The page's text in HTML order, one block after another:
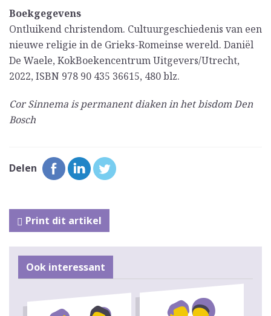
Boekgegevens
Ontluikend christendom. Cultuurgeschiedenis van een
nieuwe religie in de Grieks-Romeinse wereld. Daniël
De Waele, KokBoekencentrum Uitgevers/Utrecht,
2022, ISBN 978 90 435 36615, 480 blz.
Cor Sinnema is permanent diaken in het bisdom Den
Bosch
Delen
Print dit artikel
Ook interessant